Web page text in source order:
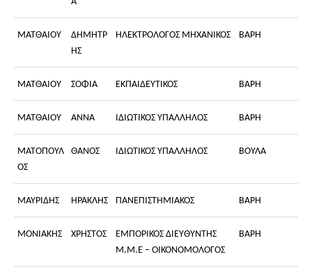
ΜΑΤΘΑΙΟΥ
ΔΗΜΗΤΡ
ΗΣ
ΗΛΕΚΤΡΟΛΟΓΟΣ ΜΗΧΑΝΙΚΟΣ ΒΑΡΗ
ΜΑΤΘΑΙΟΥ ΣΟΦΙΑ ΕΚΠΑΙΔΕΥΤΙΚΟΣ ΒΑΡΗ
ΜΑΤΘΑΙΟΥ ΑΝΝΑ ΙΔΙΩΤΙΚΟΣ ΥΠΑΛΛΗΛΟΣ ΒΑΡΗ
ΜΑΤΟΠΟΥΛ
ΟΣ
ΘΑΝΟΣ ΙΔΙΩΤΙΚΟΣ ΥΠΑΛΛΗΛΟΣ ΒΟΥΛΑ
ΜΑΥΡΙΔΗΣ ΗΡΑΚΛΗΣ ΠΑΝΕΠΙΣΤΗΜΙΑΚΟΣ ΒΑΡΗ
ΜΟΝΙΑΚΗΣ ΧΡΗΣΤΟΣ
ΕΜΠΟΡΙΚΟΣ ΔΙΕΥΘΥΝΤΗΣ
Μ.Μ.Ε – ΟΙΚΟΝΟΜΟΛΟΓΟΣ
ΒΑΡΗ